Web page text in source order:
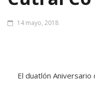
Caminos se va